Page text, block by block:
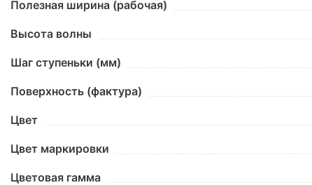
Полезная ширина (рабочая)
Высота волны
Шаг ступеньки (мм)
Поверхность (фактура)
Цвет
Цвет маркировки
Цветовая гамма